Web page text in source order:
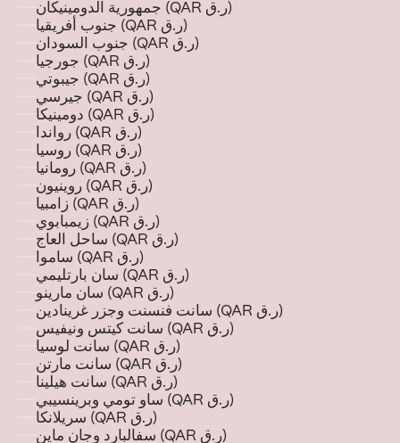
جمهورية الدومينيكان (QAR ر.ق)
جنوب أفريقيا (QAR ر.ق)
جنوب السودان (QAR ر.ق)
جورجيا (QAR ر.ق)
جيبوتي (QAR ر.ق)
جيرسي (QAR ر.ق)
دومينيكا (QAR ر.ق)
رواندا (QAR ر.ق)
روسيا (QAR ر.ق)
رومانيا (QAR ر.ق)
روينيون (QAR ر.ق)
زامبيا (QAR ر.ق)
زيمبابوي (QAR ر.ق)
ساحل العاج (QAR ر.ق)
ساموا (QAR ر.ق)
سان بارتليمي (QAR ر.ق)
سان مارينو (QAR ر.ق)
سانت فنسنت وجزر غرينادين (QAR ر.ق)
سانت كيتس ونيفيس (QAR ر.ق)
سانت لوسيا (QAR ر.ق)
سانت مارتن (QAR ر.ق)
سانت هيلينا (QAR ر.ق)
ساو تومي وبرينسيبي (QAR ر.ق)
سريلانكا (QAR ر.ق)
سفالبارد وجان ماين (QAR ر.ق)